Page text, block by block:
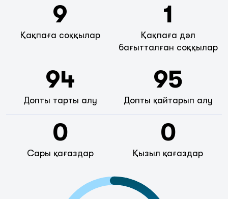
9
Қақпаға соққылар
1
Қақпаға дәл
бағытталған соққылар
94
Допты тарты алу
95
Допты қайтарып алу
0
Сары қағаздар
0
Қызыл қағаздар